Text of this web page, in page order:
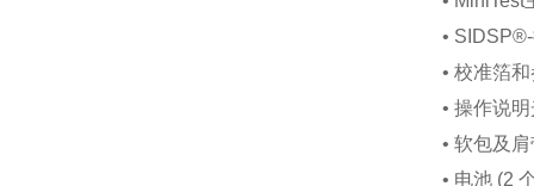
•
• 校准箔
• 操作说
• 软包及
• 电池 (2